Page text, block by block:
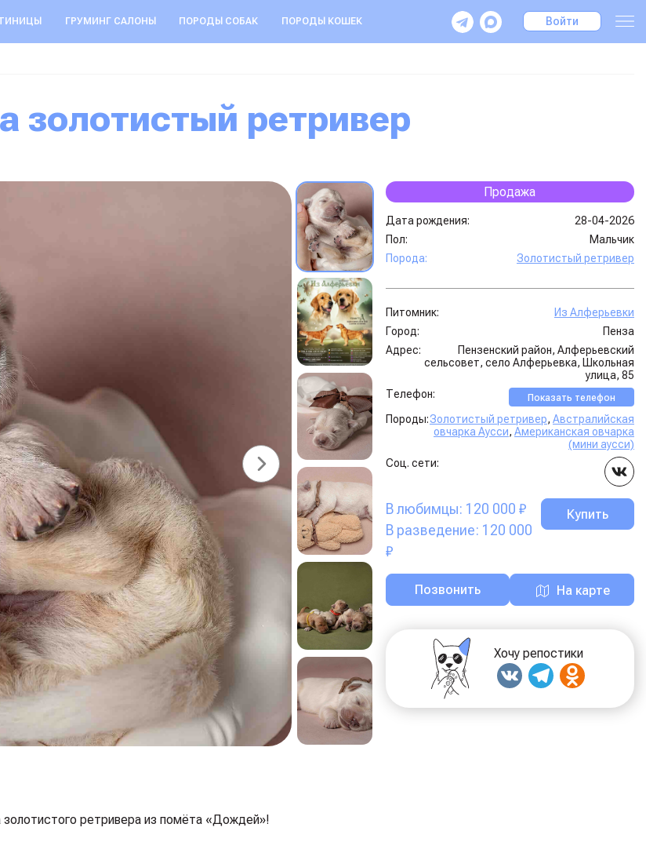
ГРУМИНГ САЛОНЫ ПОРОДЫ СОБАК ПОРОДЫ КОШЕК Войти
золотистый ретривер
ретривера из помёта «Дождей»!
Продажа
Дата рождения:
28-04-2026
Пол:
Мальчик
Порода:
Золотистый ретривер
Питомник:
Из Алферьевки
Город:
Пенза
Адрес:
Пензенский район, Алферьевский
сельсовет, село Алферьевка, Школьная
улица, 85
Телефон:
Показать телефон
Породы:Золотистый ретривер, Австралийская
овчарка Аусси, Американская овчарка
(мини аусси)
Соц. сети:
В любимцы: 120 000 ₽
В разведение: 120 000
₽
Купить
Позвонить На карте
Хочу репостики